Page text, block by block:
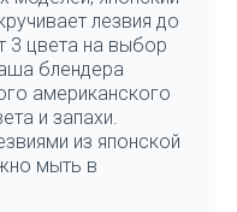
лезвия до
3 цвета на выбор
блендера
американского
и запахи.
из японской
мыть в